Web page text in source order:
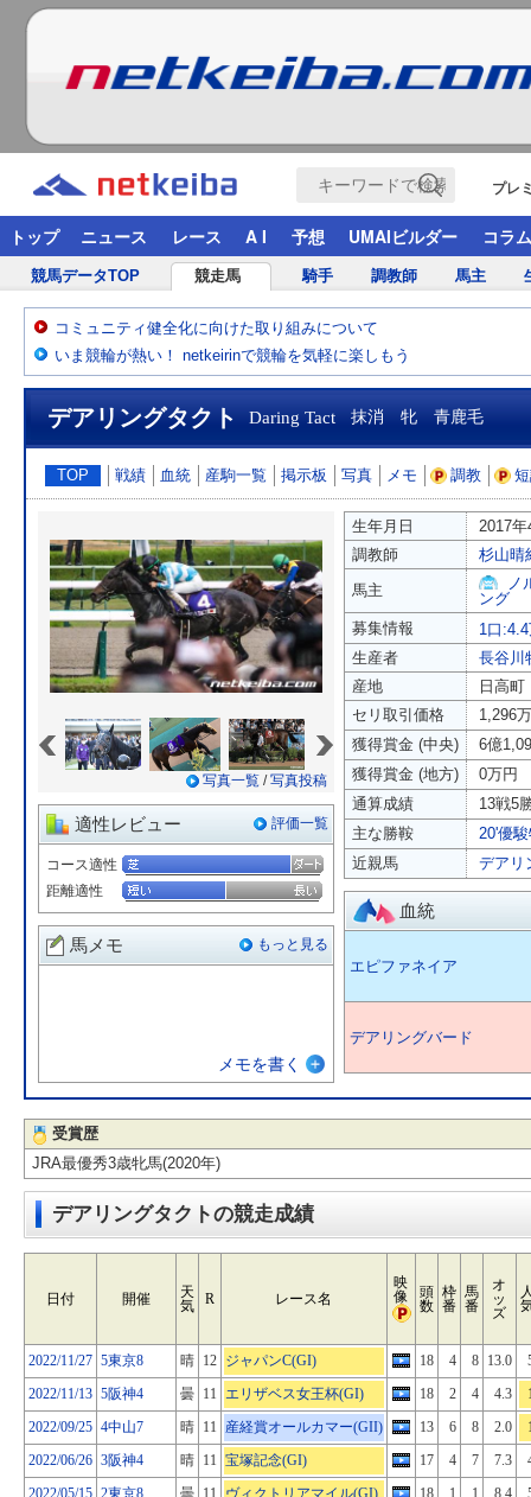
プレ
トップ ニュース レース A I 予想 UMAIビルダー コラム
競馬データTOP 競走馬 騎手 調教師 馬主
コミュニティ健全化に向けた取り組みについて
いま競輪が熱い！ netkeirinで競輪を気軽に楽しもう
デアリングタクト Daring Tact 抹消 牝 青鹿毛
TOP 戦績 血統 産駒一覧 掲示板 写真 メモ 調教
写真一覧 /写真投稿
適性レビュー 評価一覧
コース適性
距離適性
馬メモ もっと見る
メモを書く
生年月日
2017
調教師
杉山晴
馬主
ノ
ング
募集情報
1口
生産者
長谷川
産地
日高町
セリ取引価格
1,296
獲得賞金 (中央)
6億
獲得賞金 (地方)
0万円
通算成績
13戦5
主な勝鞍
20'優
近親馬
デアリ
血統
エピファネイア
デアリングバード
受賞歴
JRA最優秀3歳牝馬(2020年)
デアリングタクトの競走成績
日付 開催
天
気
R レース名
映
像
頭
数
枠
番
馬
番
オ
ッ
ズ
2022/11/27 5東京8 晴 12 ジャパンC(GI) 18 4 8 13.0
2022/11/13 5阪神4 曇 11 エリザベス女王杯(GI) 18 2 4 4.3
2022/09/25 4中山7 晴 11 産経賞オールカマー(GII) 13 6 8 2.0
2022/06/26 3阪神4 晴 11 宝塚記念(GI) 17 4 7 7.3
2022/05/15 2東京8 曇 11 ヴィクトリアマイル(GI) 18 1 1 8.4